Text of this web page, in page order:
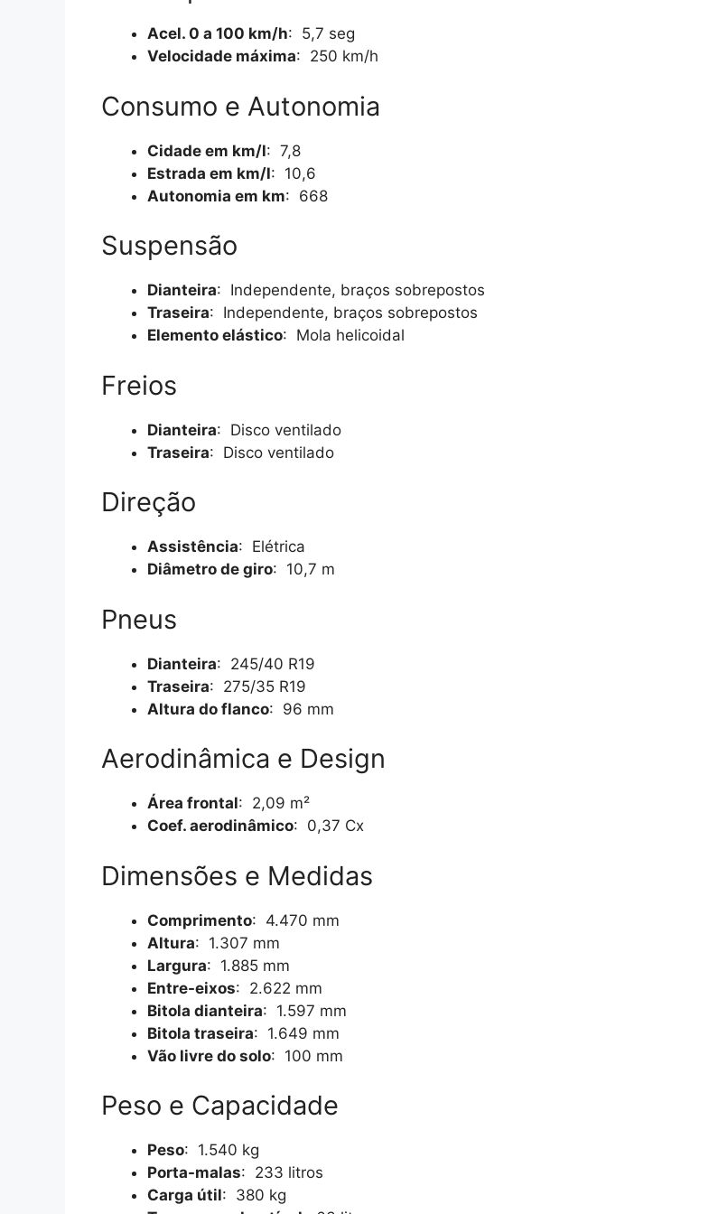
Acel. 0 a 100 km/h: 5,7 seg
Velocidade máxima: 250 km/h
Consumo e Autonomia
Cidade em km/l: 7,8
Estrada em km/l: 10,6
Autonomia em km: 668
Suspensão
Dianteira: Independente, braços sobrepostos
Traseira: Independente, braços sobrepostos
Elemento elástico: Mola helicoidal
Freios
Dianteira: Disco ventilado
Traseira: Disco ventilado
Direção
Assistência: Elétrica
Diâmetro de giro: 10,7 m
Pneus
Dianteira: 245/40 R19
Traseira: 275/35 R19
Altura do flanco: 96 mm
Aerodinâmica e Design
Área frontal: 2,09 m²
Coef. aerodinâmico: 0,37 Cx
Dimensões e Medidas
Comprimento: 4.470 mm
Altura: 1.307 mm
Largura: 1.885 mm
Entre-eixos: 2.622 mm
Bitola dianteira: 1.597 mm
Bitola traseira: 1.649 mm
Vão livre do solo: 100 mm
Peso e Capacidade
Peso: 1.540 kg
Porta-malas: 233 litros
Carga útil: 380 kg